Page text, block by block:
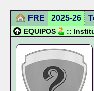
FRE 2025-26
EQUIPOS ::